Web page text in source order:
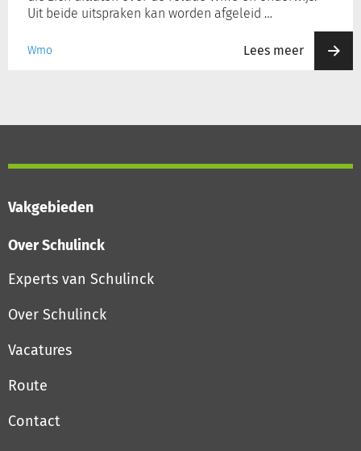
Uit beide uitspraken kan worden afgeleid …
Wmo Lees meer
Vakgebieden
Over Schulinck
Experts van Schulinck
Over Schulinck
Vacatures
Route
Contact